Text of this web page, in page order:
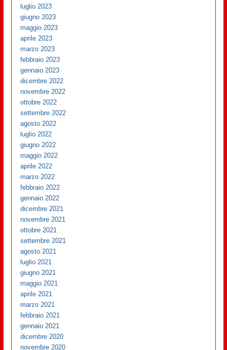
luglio 2023
giugno 2023
maggio 2023
aprile 2023
marzo 2023
febbraio 2023
gennaio 2023
dicembre 2022
novembre 2022
ottobre 2022
settembre 2022
agosto 2022
luglio 2022
giugno 2022
maggio 2022
aprile 2022
marzo 2022
febbraio 2022
gennaio 2022
dicembre 2021
novembre 2021
ottobre 2021
settembre 2021
agosto 2021
luglio 2021
giugno 2021
maggio 2021
aprile 2021
marzo 2021
febbraio 2021
gennaio 2021
dicembre 2020
novembre 2020